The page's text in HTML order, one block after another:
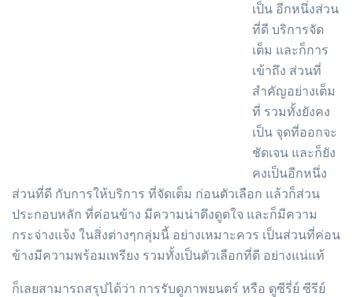
เป็น อีกหนึ่งส่วน
ที่ดี บริการจัด
เต็ม และก็การ
เข้าถึง ส่วนที่
สำคัญอย่างเต็ม
ที่ รวมทั้งยังคง
เป็น จุดที่ออกจะ
ชัดเจน และก็ยัง
คงเป็นอีกหนึ่ง
ส่วนที่ดี กับการให้บริการ ที่จัดเต็ม ก่อนตัวเลือก แล้วก็ส่วน
ประกอบหลัก ที่ค่อนข้าง มีความน่าดึงดูดใจ และก็มีความ
กระจ่างแจ้ง ในสิ่งต่างๆกลุ่มนี้ อย่างเหมาะควร เป็นส่วนที่ค่อน
ข้างมีความพร้อมเพรียง รวมทั้งเป็นตัวเลือกที่ดี อย่างแน่แท้
ก็เลยสามารถสรุปได้ว่า การรับดูภาพยนตร์ หรือ ดูซีรี่ย์ ซีรีย์